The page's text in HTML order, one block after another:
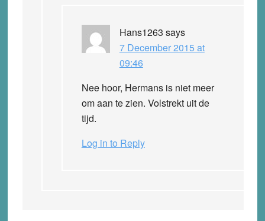
Hans1263 says
7 December 2015 at
09:46
Nee hoor, Hermans is niet meer
om aan te zien. Volstrekt uit de
tijd.
Log in to Reply